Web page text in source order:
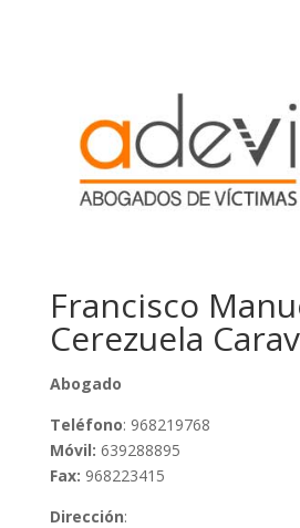
Francisco
Cerezuela
Abogado
Teléfono: 968219768
Móvil: 639288895
Fax: 968223415
Dirección: